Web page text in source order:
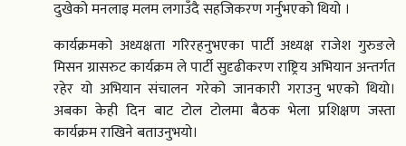
दुखेको मनलाइ मलम लगाउँदै सहजिकरण गर्नुभएको थियो ।
कार्यक्रमको अध्यक्षता गरिरहनुभएका पार्टी अध्यक्ष राजेश गुरुङले
मिसन ग्रासरुट कार्यक्रम ले पार्टी सुदृढीकरण राष्ट्रिय अभियान अन्तर्गत
रहेर यो अभियान संचालन गरेको जानकारी गराउनु भएको थियो।
अबका केही दिन बाट टोल टोलमा बैठक भेला प्रशिक्षण जस्ता
कार्यक्रम राखिने बताउनुभयो।